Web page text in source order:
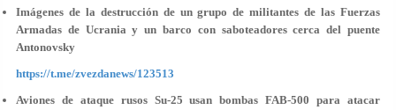
Imágenes de la destrucción de un grupo de militantes de las Fuerzas
Armadas de Ucrania y un barco con saboteadores cerca del puente
Antonovsky
https://t.me/zvezdanews/123513
Aviones de ataque rusos Su-25 usan bombas FAB-500 para atacar